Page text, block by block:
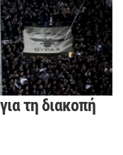
τη διακοπή